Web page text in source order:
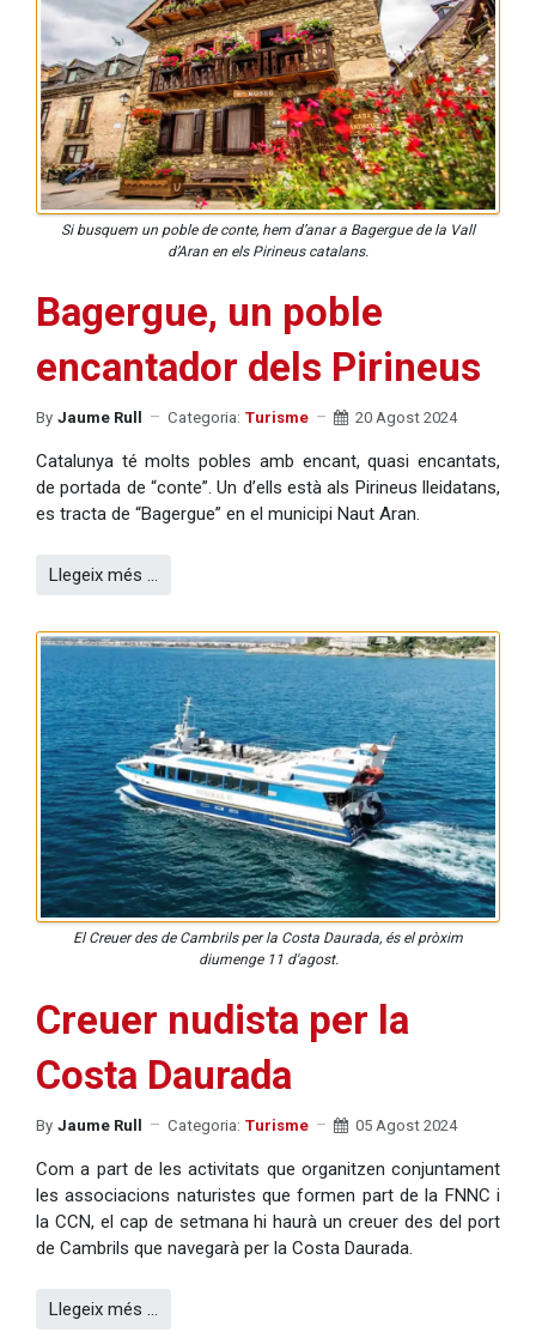
Si busquem un poble de conte, hem d’anar a Bagergue de la Vall
d’Aran en els Pirineus catalans.
Bagergue, un poble
encantador dels Pirineus
By Jaume Rull Categoria: Turisme 20 Agost 2024
Catalunya té molts pobles amb encant, quasi encantats,
de portada de “conte”. Un d’ells està als Pirineus lleidatans,
es tracta de “Bagergue” en el municipi Naut Aran.
Llegeix més …
El Creuer des de Cambrils per la Costa Daurada, és el pròxim
diumenge 11 d'agost.
Creuer nudista per la
Costa Daurada
By Jaume Rull Categoria: Turisme 05 Agost 2024
Com a part de les activitats que organitzen conjuntament
les associacions naturistes que formen part de la FNNC i
la CCN, el cap de setmana hi haurà un creuer des del port
de Cambrils que navegarà per la Costa Daurada.
Llegeix més …